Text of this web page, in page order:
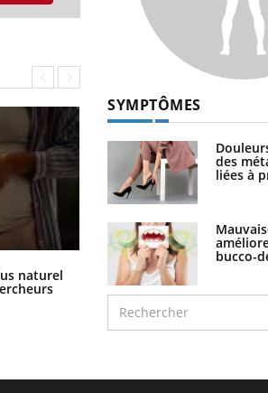
naturel Comment oublier les
vacances ?
SYMPTÔMES
des
liées à
bucco-